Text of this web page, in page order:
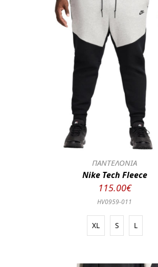
ΠΑΝΤΕΛΟΝΙΑ
Nike Tech Fleece
115.00€
HV0959-011
XL S L